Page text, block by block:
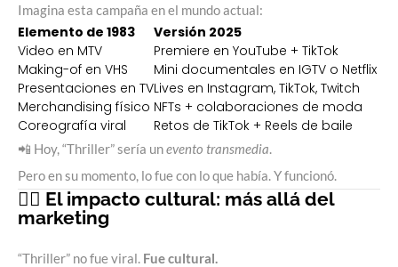
Imagina esta campaña en el mundo actual:
Elemento de 1983
Versión 2025
Video en MTV
Premiere en YouTube + TikTok
Making-of en VHS
Mini documentales en IGTV o Netflix
Presentaciones en TVLives en Instagram, TikTok, Twitch
Merchandising físico NFTs + colaboraciones de moda
Coreografía viral
Retos de TikTok + Reels de baile
📲 Hoy, “Thriller” sería unevento transmedia.
Pero en su momento, lo fue con lo que había. Y funcionó.
🧟‍♂️ El impacto cultural: más allá del
marketing
“Thriller” no fue viral. Fue cultural.